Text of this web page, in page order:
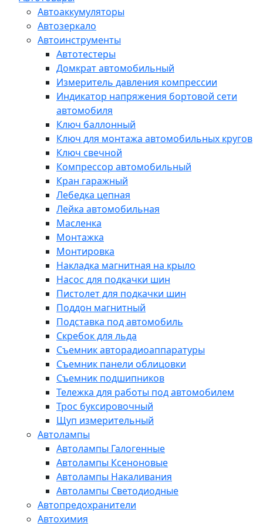
Автоаккумуляторы
Автозеркало
Автоинструменты
Автотестеры
Домкрат автомобильный
Измеритель давления компрессии
Индикатор напряжения бортовой сети
автомобиля
Ключ баллонный
Ключ для монтажа автомобильных кругов
Ключ свечной
Компрессор автомобильный
Кран гаражный
Лебедка цепная
Лейка автомобильная
Масленка
Монтажка
Монтировка
Накладка магнитная на крыло
Насос для подкачки шин
Пистолет для подкачки шин
Поддон магнитный
Подставка под автомобиль
Скребок для льда
Съемник авторадиоаппаратуры
Съемник панели облицовки
Съемник подшипников
Тележка для работы под автомобилем
Трос буксировочный
Щуп измерительный
Автолампы
Автолампы Галогенные
Автолампы Ксеноновые
Автолампы Накаливания
Автолампы Светодиодные
Автопредохранители
Автохимия